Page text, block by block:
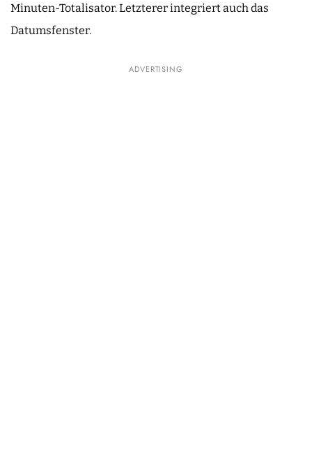
Minuten-Totalisator. Letzterer integriert auch das
Datumsfenster.
ADVERTISING